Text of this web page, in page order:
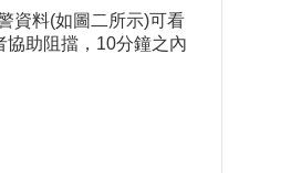
資料(如圖二所示)可看
助阻擋，10分鐘之內